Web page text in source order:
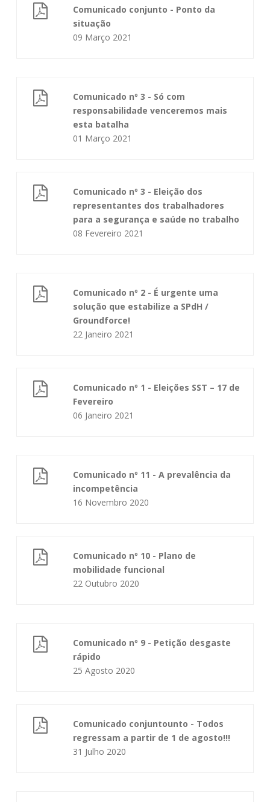
Comunicado conjunto - Ponto da
situação
09 Março 2021
Comunicado nº 3 - Só com
responsabilidade venceremos mais
esta batalha
01 Março 2021
Comunicado nº 3 - Eleição dos
representantes dos trabalhadores
para a segurança e saúde no trabalho
08 Fevereiro 2021
Comunicado nº 2 - É urgente uma
solução que estabilize a SPdH /
Groundforce!
22 Janeiro 2021
Comunicado nº 1 - Eleições SST – 17 de
Fevereiro
06 Janeiro 2021
Comunicado nº 11 - A prevalência da
incompetência
16 Novembro 2020
Comunicado nº 10 - Plano de
mobilidade funcional
22 Outubro 2020
Comunicado nº 9 - Petição desgaste
rápido
25 Agosto 2020
Comunicado conjuntounto - Todos
regressam a partir de 1 de agosto!!!
31 Julho 2020